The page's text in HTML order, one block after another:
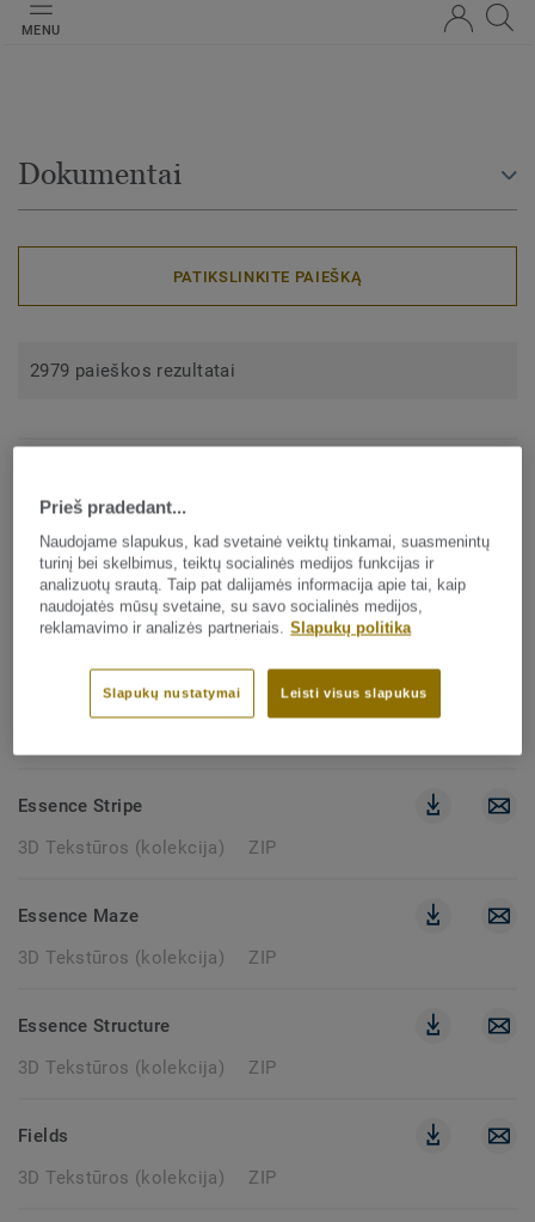
MENU
Dokumentai
PATIKSLINKITE PAIEŠKĄ
2979 paieškos rezultatai
3D Tekstūros (kolekcija)
Desert
3D Tekstūros (kolekcija)
ZIP
Essence Stripe
3D Tekstūros (kolekcija)
ZIP
Essence Maze
3D Tekstūros (kolekcija)
ZIP
Essence Structure
3D Tekstūros (kolekcija)
ZIP
Fields
3D Tekstūros (kolekcija)
ZIP
Prieš pradedant...
Naudojame slapukus, kad svetainė veiktų tinkamai, suasmenintų
turinį bei skelbimus, teiktų socialinės medijos funkcijas ir
analizuotų srautą. Taip pat dalijamės informacija apie tai, kaip
naudojatės mūsų svetaine, su savo socialinės medijos,
reklamavimo ir analizės partneriais. Slapukų politika
Leisti visus slapukus
Slapukų nustatymai